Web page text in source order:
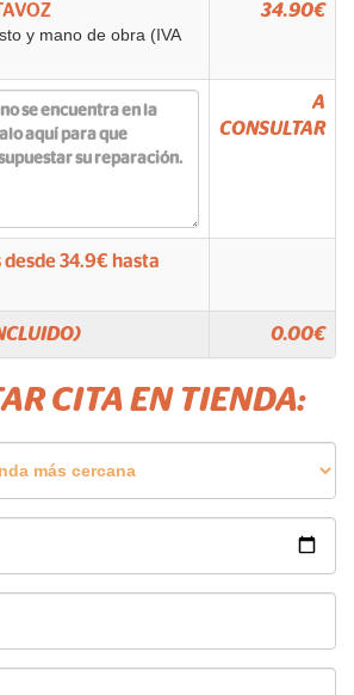
y mano de obra (IVA
34.90€
A
CONSULTAR
desde34.9€ hasta
0.00€
CITA EN TIENDA: